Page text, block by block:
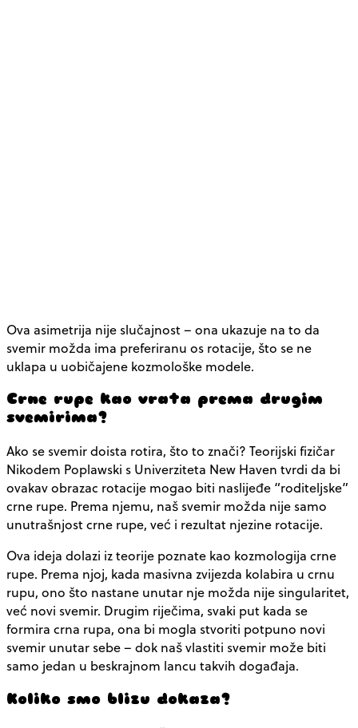
Ova asimetrija nije slučajnost – ona ukazuje na to da
svemir možda ima preferiranu os rotacije, što se ne
uklapa u uobičajene kozmološke modele.
Crne rupe kao vrata prema drugim
svemirima?
Ako se svemir doista rotira, što to znači? Teorijski fizičar
Nikodem Poplawski s Univerziteta New Haven tvrdi da bi
ovakav obrazac rotacije mogao biti naslijeđe “roditeljske”
crne rupe. Prema njemu, naš svemir možda nije samo
unutrašnjost crne rupe, već i rezultat njezine rotacije.
Ova ideja dolazi iz teorije poznate kao kozmologija crne
rupe. Prema njoj, kada masivna zvijezda kolabira u crnu
rupu, ono što nastane unutar nje možda nije singularitet,
već novi svemir. Drugim riječima, svaki put kada se
formira crna rupa, ona bi mogla stvoriti potpuno novi
svemir unutar sebe – dok naš vlastiti svemir može biti
samo jedan u beskrajnom lancu takvih događaja.
Koliko smo blizu dokaza?